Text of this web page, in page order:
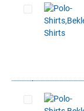
Artikel